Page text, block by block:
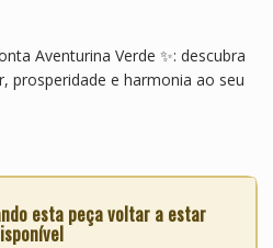
Aventurina Verde ✨: descubra
prosperidade e harmonia ao seu
esta peça voltar a estar